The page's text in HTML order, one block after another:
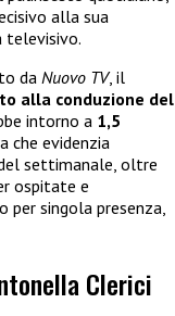
alla sua
televisivo.
da Nuovo TV, il
alla conduzione del
intorno a 1,5
che evidenzia
settimanale, oltre
ospitate e
per singola presenza,
Clerici